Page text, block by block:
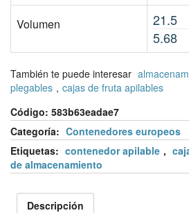
Volumen 21.5
5.68
También te puede interesar
plegables , cajas de fruta apilables
Código: 583b63eadae7
Categoría: Contenedores europeos
Etiquetas: contenedor apilable ,
de almacenamiento
Descripción